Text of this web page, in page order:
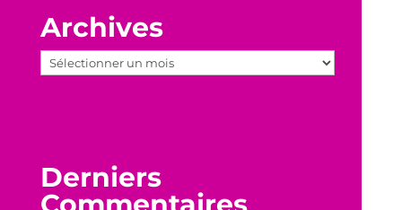
Archives
Archives
Derniers